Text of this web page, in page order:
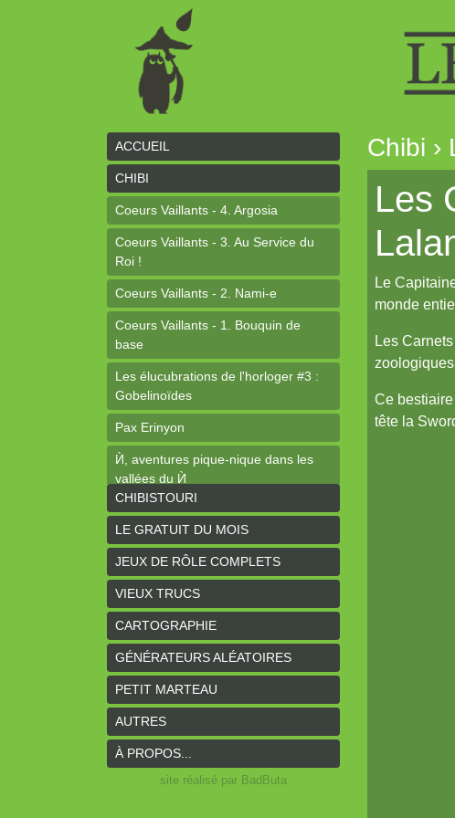
ACCUEIL
CHIBI
Coeurs Vaillants - 4. Argosia
Coeurs Vaillants - 3. Au Service du
Roi !
Coeurs Vaillants - 2. Nami-e
Coeurs Vaillants - 1. Bouquin de
base
Les élucubrations de l'horloger #3 :
Gobelinoïdes
Pax Erinyon
Ѝ, aventures pique-nique dans les
vallées du Ѝ
Les élucubrations de l'horloger #1 :
Ogres-Mages
Cheap Tales
Intrépides
Coeurs Vaillants - Aventures
Coeurs Vaillants - Ogres de gel
Coeurs Vaillants - Compagnon2
Les bas-reliefs des Ruines de
Zeriphar
N.YX
CHIBISTOURI
LE GRATUIT DU MOIS
JEUX DE RÔLE COMPLETS
VIEUX TRUCS
CARTOGRAPHIE
GÉNÉRATEURS ALÉATOIRES
PETIT MARTEAU
AUTRES
À PROPOS...
site réalisé par BadButa
Chibi ›
Les
Le
monde
Les
Ce
tête la